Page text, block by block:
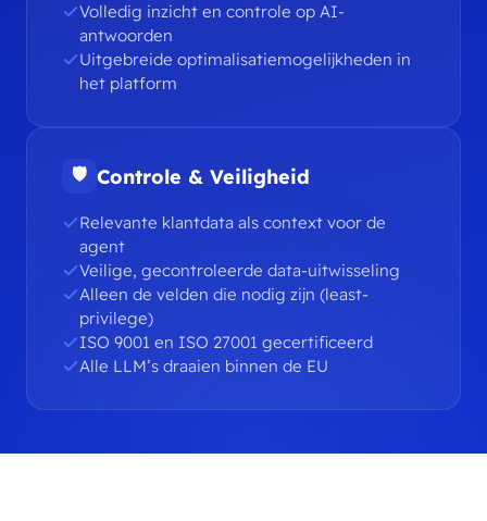
Volledig inzicht en controle op AI-
antwoorden
Uitgebreide optimalisatiemogelijkheden in
het platform
🛡 Controle & Veiligheid
Relevante klantdata als context voor de
agent
Veilige, gecontroleerde data-uitwisseling
Alleen de velden die nodig zijn (least-
privilege)
ISO 9001 en ISO 27001 gecertificeerd
Alle LLM’s draaien binnen de EU